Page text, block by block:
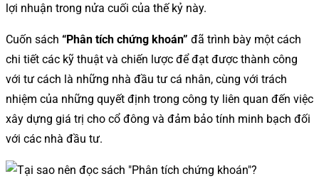
lợi nhuận trong nửa cuối của thế kỷ này.
Cuốn sách “Phân tích chứng khoán” đã trình bày một cách
chi tiết các kỹ thuật và chiến lược để đạt được thành công
với tư cách là những nhà đầu tư cá nhân, cùng với trách
nhiệm của những quyết định trong công ty liên quan đến việc
xây dựng giá trị cho cổ đông và đảm bảo tính minh bạch đối
với các nhà đầu tư.